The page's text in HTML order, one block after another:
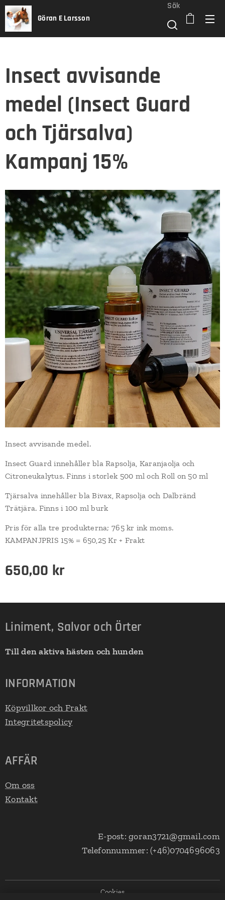
Göran E Larsson
Sök
Insect avvisande
medel (Insect Guard
och Tjärsalva)
Kampanj 15%
Insect avvisande medel.
Insect Guard innehåller bla Rapsolja, Karanjaolja och
Citroneukalytus. Finns i storlek 500 ml och Roll on 50 ml
Tjärsalva innehåller bla Bivax, Rapsolja och Dalbränd
Trätjära. Finns i 100 ml burk
Pris för alla tre produkterna; 765 kr ink moms.
KAMPANJPRIS 15% = 650,25 Kr + Frakt
650,00 kr
Liniment, Salvor och Örter
Till den aktiva hästen och hunden
INFORMATION
Köpvillkor och Frakt
Integritetspolicy
AFFÄR
Om oss
Kontakt
E-post: goran3721@gmail.com
Telefonnummer: (+46)0704696063
Cookies